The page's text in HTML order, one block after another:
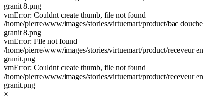
granit 8.png
vmError: Couldnt create thumb, file not found
/home/pierre/www/images/stories/virtuemart/product/bac douche
granit 8.png
vmError: File not found
/home/pierre/www/images/stories/virtuemart/product/receveur en
granit.png
vmError: Couldnt create thumb, file not found
/home/pierre/www/images/stories/virtuemart/product/receveur en
granit.png
×